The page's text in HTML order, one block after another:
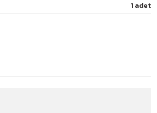
1 adet